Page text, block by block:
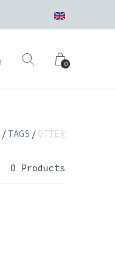
0
TAGS OTTER
0 Products